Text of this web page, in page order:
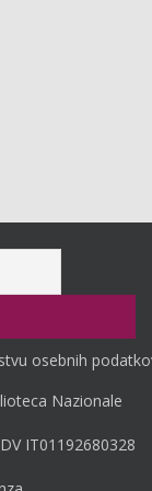
osebnih
Nazionale
IT01192680328